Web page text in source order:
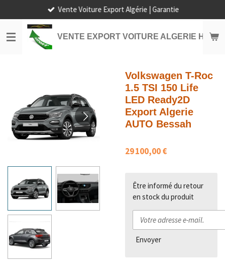
au
contenu
principal
VENTE EXPORT VOITURE ALGERIE HORS
Vente Voiture Export Algérie | Garantie
Volkswagen T-Roc
1.5 TSI 150 Life
LED Ready2D
Export Algerie
AUTO Bessah
29 100,00 €
Être informé du retour
en stock du produit
Envoyer